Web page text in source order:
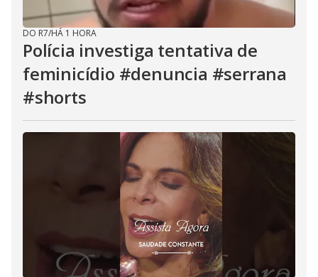
DO R7/HÁ 1 HORA
Polícia investiga tentativa de
feminicídio #denuncia #serrana
#shorts